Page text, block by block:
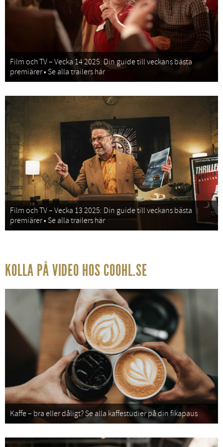
Film och TV – Vecka 14 2025: Din guide till veckans bästa
premiärer • Se alla trailers här
Film och TV – Vecka 13 2025: Din guide till veckans bästa
premiärer • Se alla trailers här
KOLLA PÅ VIDEO HOS COOHL.SE
Kaffe – bra eller dåligt? Se alla kaffestudier på din fikapaus